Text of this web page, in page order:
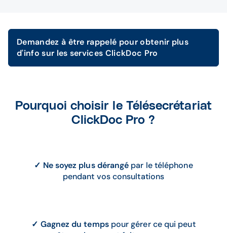
Demandez à être rappelé pour obtenir plus
d'info sur les services ClickDoc Pro
Pourquoi choisir le Télésecrétariat
ClickDoc Pro ?
✓ Ne soyez plus dérangé par le téléphone
pendant vos consultations
✓ Gagnez du tempspour gérer ce qui peut